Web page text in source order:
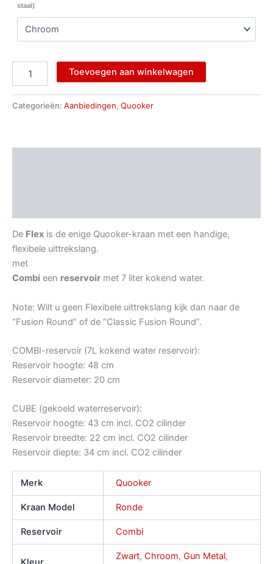
staal)
Toevoegen aan winkelwagen
Categorieën: Aanbiedingen, Quooker
De Flex is de enige Quooker-kraan met een handige,
flexibele uittrekslang.
met
Combi een reservoir met 7 liter kokend water.
Note: Wilt u geen Flexibele uittrekslang kijk dan naar de
“Fusion Round” of de “Classic Fusion Round”.
COMBI-reservoir (7L kokend water reservoir):
Reservoir hoogte: 48 cm
Reservoir diameter: 20 cm
CUBE (gekoeld waterreservoir):
Reservoir hoogte: 43 cm incl. CO2 cilinder
Reservoir breedte: 22 cm incl. CO2 cilinder
Reservoir diepte: 34 cm incl. CO2 cilinder
Merk Quooker
Kraan Model Ronde
Reservoir Combi
Zwart, Chroom, Gun Metal,